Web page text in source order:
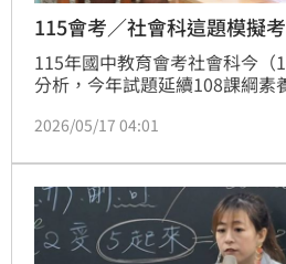
115會考／社會科這題模擬
115年國中教育會考社會科今（
分析，今年試題延續108課綱素
但更重視學生能否從題目線索快
2026/05/17 04:01